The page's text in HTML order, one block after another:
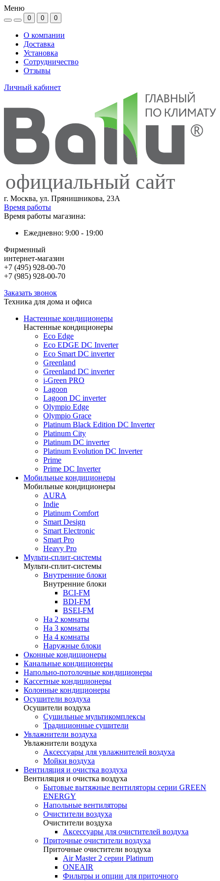
Меню
0 0 0
О компании
Доставка
Установка
Сотрудничество
Отзывы
Личный кабинет
официальный сайт
г. Москва, ул. Прянишникова, 23А
Время работы
Время работы магазина:
Ежедневно: 9:00 - 19:00
Фирменный
интернет-магазин
+7 (495) 928-00-70
+7 (985) 928-00-70
Заказать звонок
Техника для дома и офиса
Настенные кондиционеры
Настенные кондиционеры
Eco Edge
Eco EDGE DC Inverter
Eco Smart DC inverter
Greenland
Greenland DC inverter
i-Green PRO
Lagoon
Lagoon DC inverter
Olympio Edge
Olympio Grace
Platinum Black Edition DC Inverter
Platinum City
Platinum DC inverter
Platinum Evolution DC Inverter
Prime
Prime DC Inverter
Мобильные кондиционеры
Мобильные кондиционеры
AURA
Indie
Platinum Comfort
Smart Design
Smart Electronic
Smart Pro
Heavy Pro
Мульти-сплит-системы
Мульти-сплит-системы
Внутренние блоки
Внутренние блоки
BCI-FM
BDI-FM
BSEI-FM
На 2 комнаты
На 3 комнаты
На 4 комнаты
Наружные блоки
Оконные кондиционеры
Канальные кондиционеры
Напольно-потолочные кондиционеры
Кассетные кондиционеры
Колонные кондиционеры
Осушители воздуха
Осушители воздуха
Сушильные мультикомплексы
Традиционные сушители
Увлажнители воздуха
Увлажнители воздуха
Аксессуары для увлажнителей воздуха
Мойки воздуха
Вентиляция и очистка воздуха
Вентиляция и очистка воздуха
Бытовые вытяжные вентиляторы серии GREEN
ENERGY
Напольные вентиляторы
Очистители воздуха
Очистители воздуха
Аксессуары для очистителей воздуха
Приточные очистители воздуха
Приточные очистители воздуха
Air Master 2 серии Platinum
ONEAIR
Фильтры и опции для приточного